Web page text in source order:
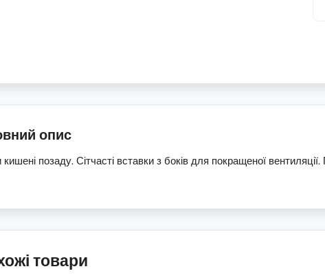
опис
кишені позаду. Сітчасті вставки з боків для покращеної
товари